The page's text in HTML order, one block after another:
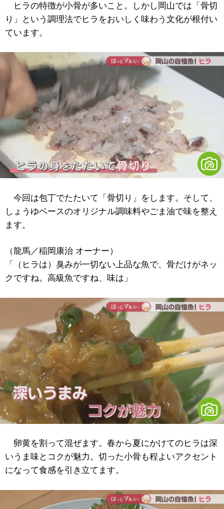
ヒラの特徴が小骨が多いこと。しかし岡山では「骨切
り」という調理法でヒラをおいしく味わう文化が根付い
ています。
今回は包丁でたたいて「骨切り」をします。そして、
しょうゆベースのオリジナル調味料やごま油で味を整え
ます。
（龍馬／稲岡康治 オーナー）
「（ヒラは）臭みが一切ない上品な魚で、骨だけがネッ
クですね。高級魚ですね、味は」
卵黄を割って混ぜます。春から夏にかけてのヒラは深
いうま味とコクが魅力。切った小骨も程よいアクセント
になって食感を引き立てます。